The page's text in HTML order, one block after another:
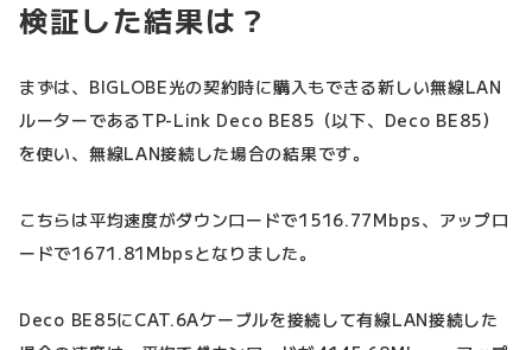
検証した結果は？
まずは、BIGLOBE光の契約時に購入もできる新しい無線LAN
ルーターであるTP-Link Deco BE85（以下、Deco BE85）
を使い、無線LAN接続した場合の結果です。
こちらは平均速度がダウンロードで1516.77Mbps、アップロ
ードで1671.81Mbpsとなりました。
Deco BE85にCAT.6Aケーブルを接続して有線LAN接続した